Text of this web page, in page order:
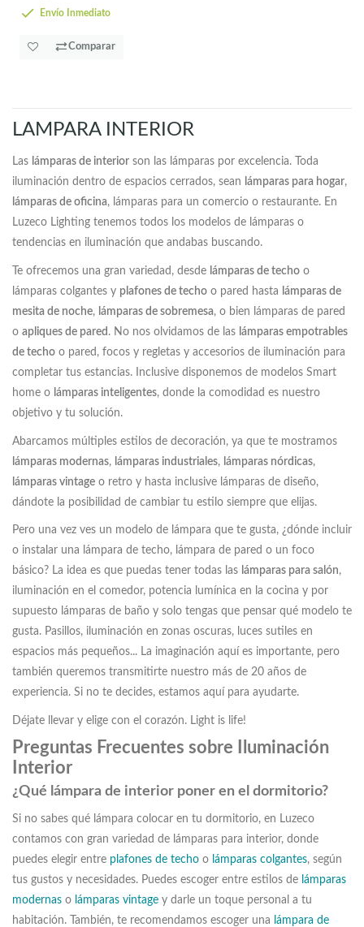
Envío Inmediato
Comparar
LAMPARA INTERIOR
Las lámparas de interior son las lámparas por excelencia. Toda
iluminación dentro de espacios cerrados, sean lámparas para hogar,
lámparas de oficina, lámparas para un comercio o restaurante. En
Luzeco Lighting tenemos todos los modelos de lámparas o
tendencias en iluminación que andabas buscando.
Te ofrecemos una gran variedad, desde lámparas de techo o
lámparas colgantes y plafones de techo o pared hasta lámparas de
mesita de noche, lámparas de sobremesa, o bien lámparas de pared
o apliques de pared . No nos olvidamos de las lámparas empotrables
de techo o pared, focos y regletas y accesorios de iluminación para
completar tus estancias. Inclusive disponemos de modelos Smart
home o lámparas inteligentes, donde la comodidad es nuestro
objetivo y tu solución.
Abarcamos múltiples estilos de decoración, ya que te mostramos
lámparas modernas, lámparas industriales, lámparas nórdicas,
lámparas vintage o retro y hasta inclusive lámparas de diseño,
dándote la posibilidad de cambiar tu estilo siempre que elijas.
Pero una vez ves un modelo de lámpara que te gusta, ¿dónde incluir
o instalar una lámpara de techo, lámpara de pared o un foco
básico? La idea es que puedas tener todas las lámparas para salón,
iluminación en el comedor, potencia lumínica en la cocina y por
supuesto lámparas de baño y solo tengas que pensar qué modelo te
gusta. Pasillos, iluminación en zonas oscuras, luces sutiles en
espacios más pequeños... La imaginación aquí es importante, pero
también queremos transmitirte nuestro más de 20 años de
experiencia. Si no te decides, estamos aquí para ayudarte.
Déjate llevar y elige con el corazón. Light is life!
Preguntas Frecuentes sobre Iluminación
Interior
¿Qué lámpara de interior poner en el dormitorio?
Si no sabes qué lámpara colocar en tu dormitorio, en Luzeco
contamos con gran variedad de lámparas para interior, donde
puedes elegir entre plafones de techo o lámparas colgantes, según
tus gustos y necesidades. Puedes escoger entre estilos de lámparas
modernas o lámparas vintage y darle un toque personal a tu
habitación. También, te recomendamos escoger una lámpara de